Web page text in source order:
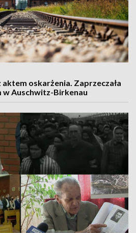
oskarżenia. Zaprzeczała
Auschwitz-Birkenau